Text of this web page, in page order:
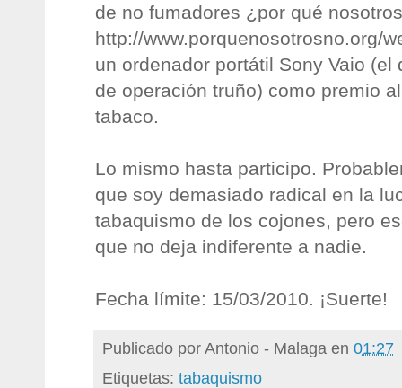
de no fumadores ¿por qué
http://www.porquenosotrosno.org/
un ordenador portátil Sony Vaio
de operación truño) como premio
tabaco.
Lo mismo hasta participo.
que soy demasiado radical en la
tabaquismo de los cojones, pero
que no deja indiferente a nadie.
Fecha límite: 15/03/2010. ¡Suerte!
Publicado porAntonio - Malaga en 01:27
Etiquetas: tabaquismo